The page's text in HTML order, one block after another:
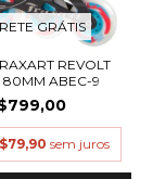
GRÁTIS
REVOLT
80MM ABEC-9
sem juros